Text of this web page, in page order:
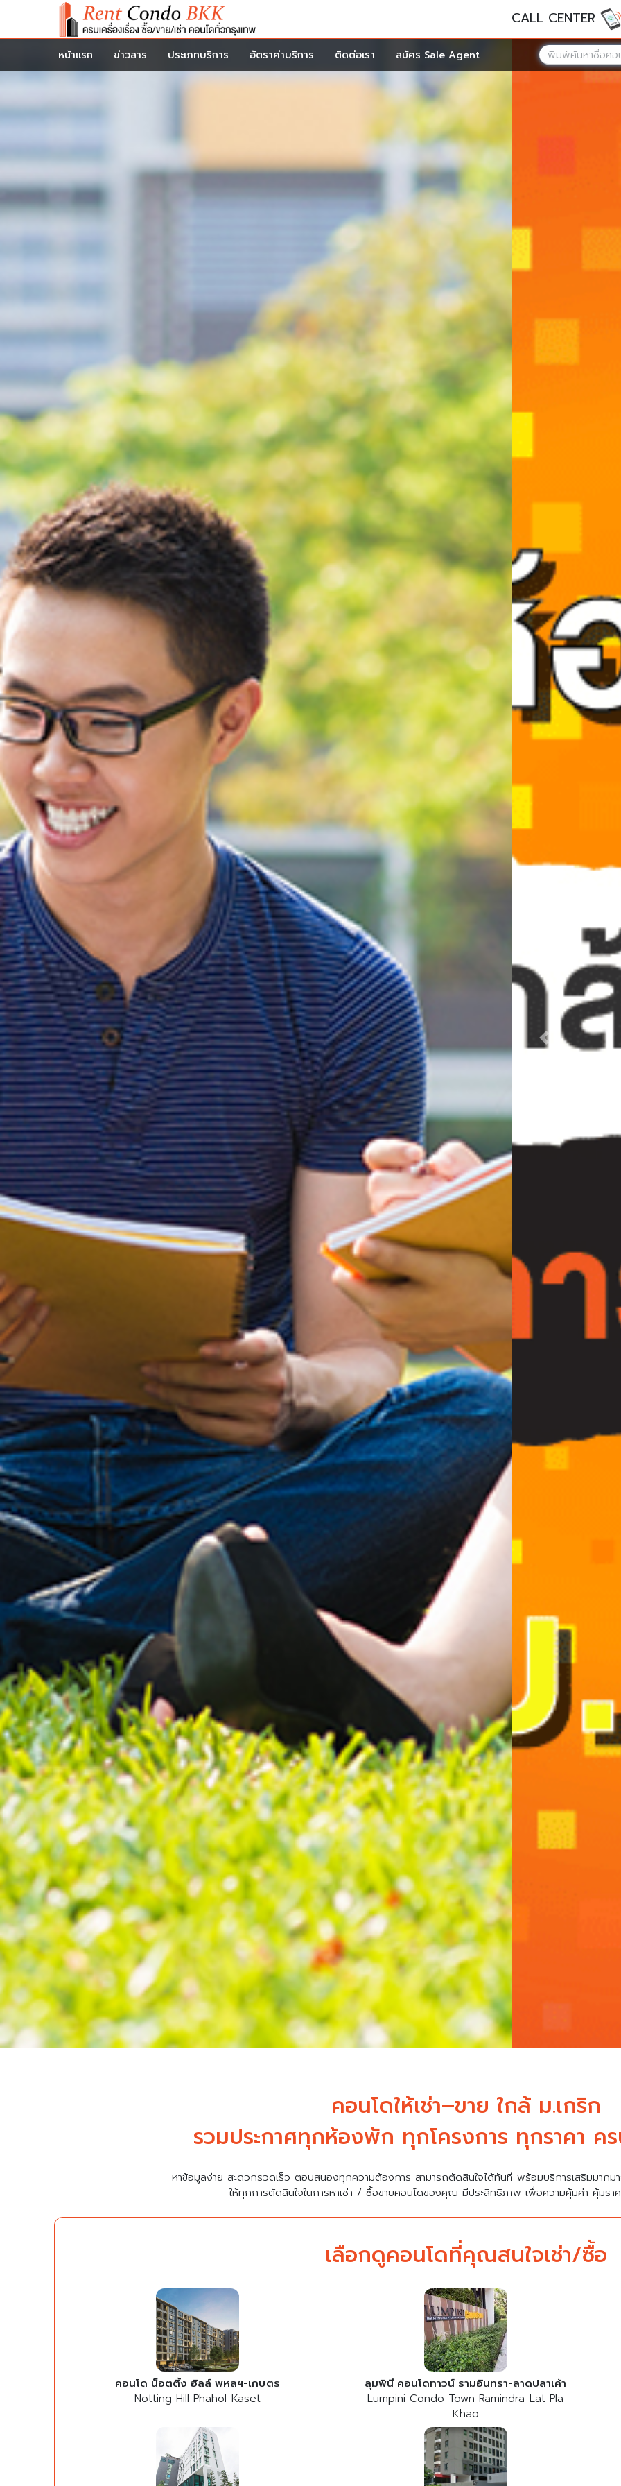
CALL CENTER
หน้าแรก ข่าวสาร ประเภทบริการ อัตราค่าบริการ ติดต่อเรา สมัคร Sale Agent
Previous
คอนโดให้เช่า–ขาย ใกล้ ม.เกริก
รวมประกาศทุกห้องพัก ทุกโครงการ ทุกราคา ค
หาข้อมูลง่าย สะดวกรวดเร็ว ตอบสนองทุกความต้องการ สามารถตัดสินใจได้ทันที พร้อมบริการเสริมมาก
ให้ทุกการตัดสินใจในการหาเช่า / ซื้อขายคอนโดของคุณ มีประสิทธิภาพ เพื่อความคุ้มค่า คุ้มร
เลือกดูคอนโดที่คุณสนใจเช่า/ซื้อ
คอนโด น็อตติ้ง ฮิลล์ พหลฯ-เกษตร
Notting Hill Phahol-Kaset
ลุมพินี คอนโดทาวน์ รามอินทรา-ลาดปลาเค้า
Lumpini Condo Town Ramindra-Lat Pla
Khao